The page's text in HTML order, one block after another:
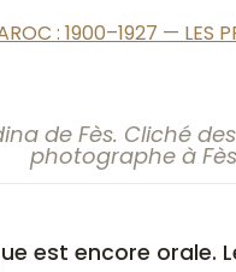
de Fès. Cliché
photographe à Fès
est encore orale.